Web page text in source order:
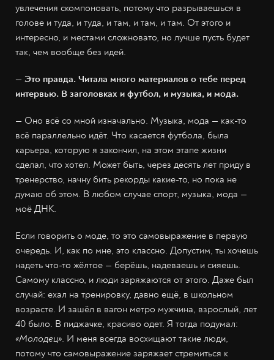
увлечения скомпоновать, потому что разрываешься в
голове и туда, и туда, и там, и там, и там. От этого и
интересно, и местами сложновато, но лучше пусть будет
так, чем вообще без идей.
— Это правда. Читала много материалов о тебе перед
интервью. В заголовках и футбол, и музыка, и мода.
— Оно всё со мной изначально. Музыка, мода — как-то
всё параллельно идёт. Что касается футбола, была
карьера, которую я закончил, на этом этапе жизни
сделал, что хотел. Может быть, через десять лет приду в
тренерство, начну бить рекорды какие-то, но пока не
думаю об этом. В любом случае спорт, музыка, мода —
моё ДНК.
Если говорить о моде, то это самовыражение в первую
очередь. И, как по мне, это классно. Допустим, ты хочешь
надеть что-то жёлтое — берёшь, надеваешь и сияешь.
Самому классно, и люди заряжаются от этого. Даже был
случай: ехал на тренировку, давно ещё, в школьном
возрасте. И зашёл в вагон метро мужчина, взрослый, лет
40 было. В пиджачке, красиво одет. Я тогда подумал:
«Молодец». И меня всегда восхищают такие люди,
потому что самовыражение заряжает стремиться к